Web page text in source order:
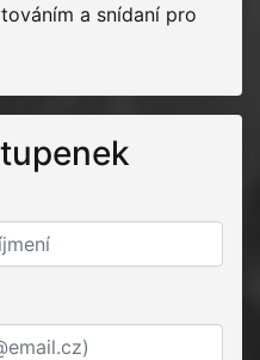
a snídaní pro